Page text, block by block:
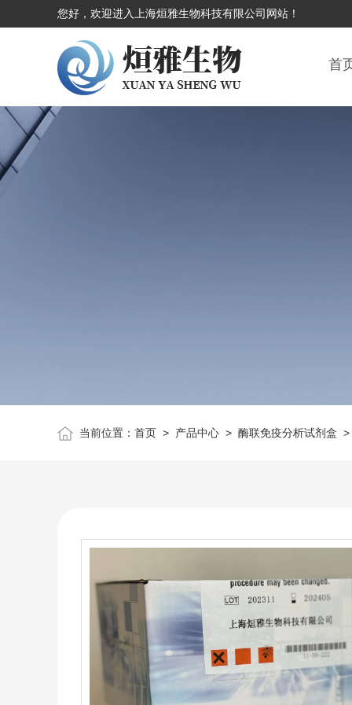
您好，欢迎进入上海烜雅生物科技有限公司网站！
首
当前位置： 首页> 产品中心> 酶联免疫分析试剂盒